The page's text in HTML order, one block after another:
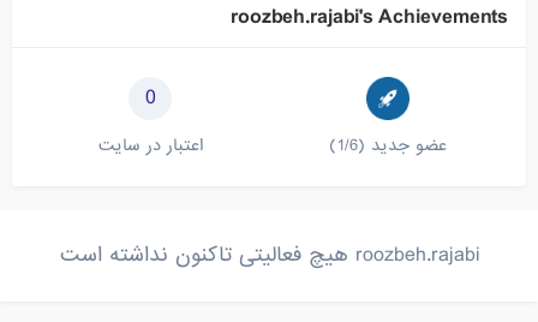
roozbeh.rajabi's Achievements
عضو جدید (1/6)
0
اعتبار در سایت
roozbeh.rajabi هیچ فعالیتی تاکنون نداشته است